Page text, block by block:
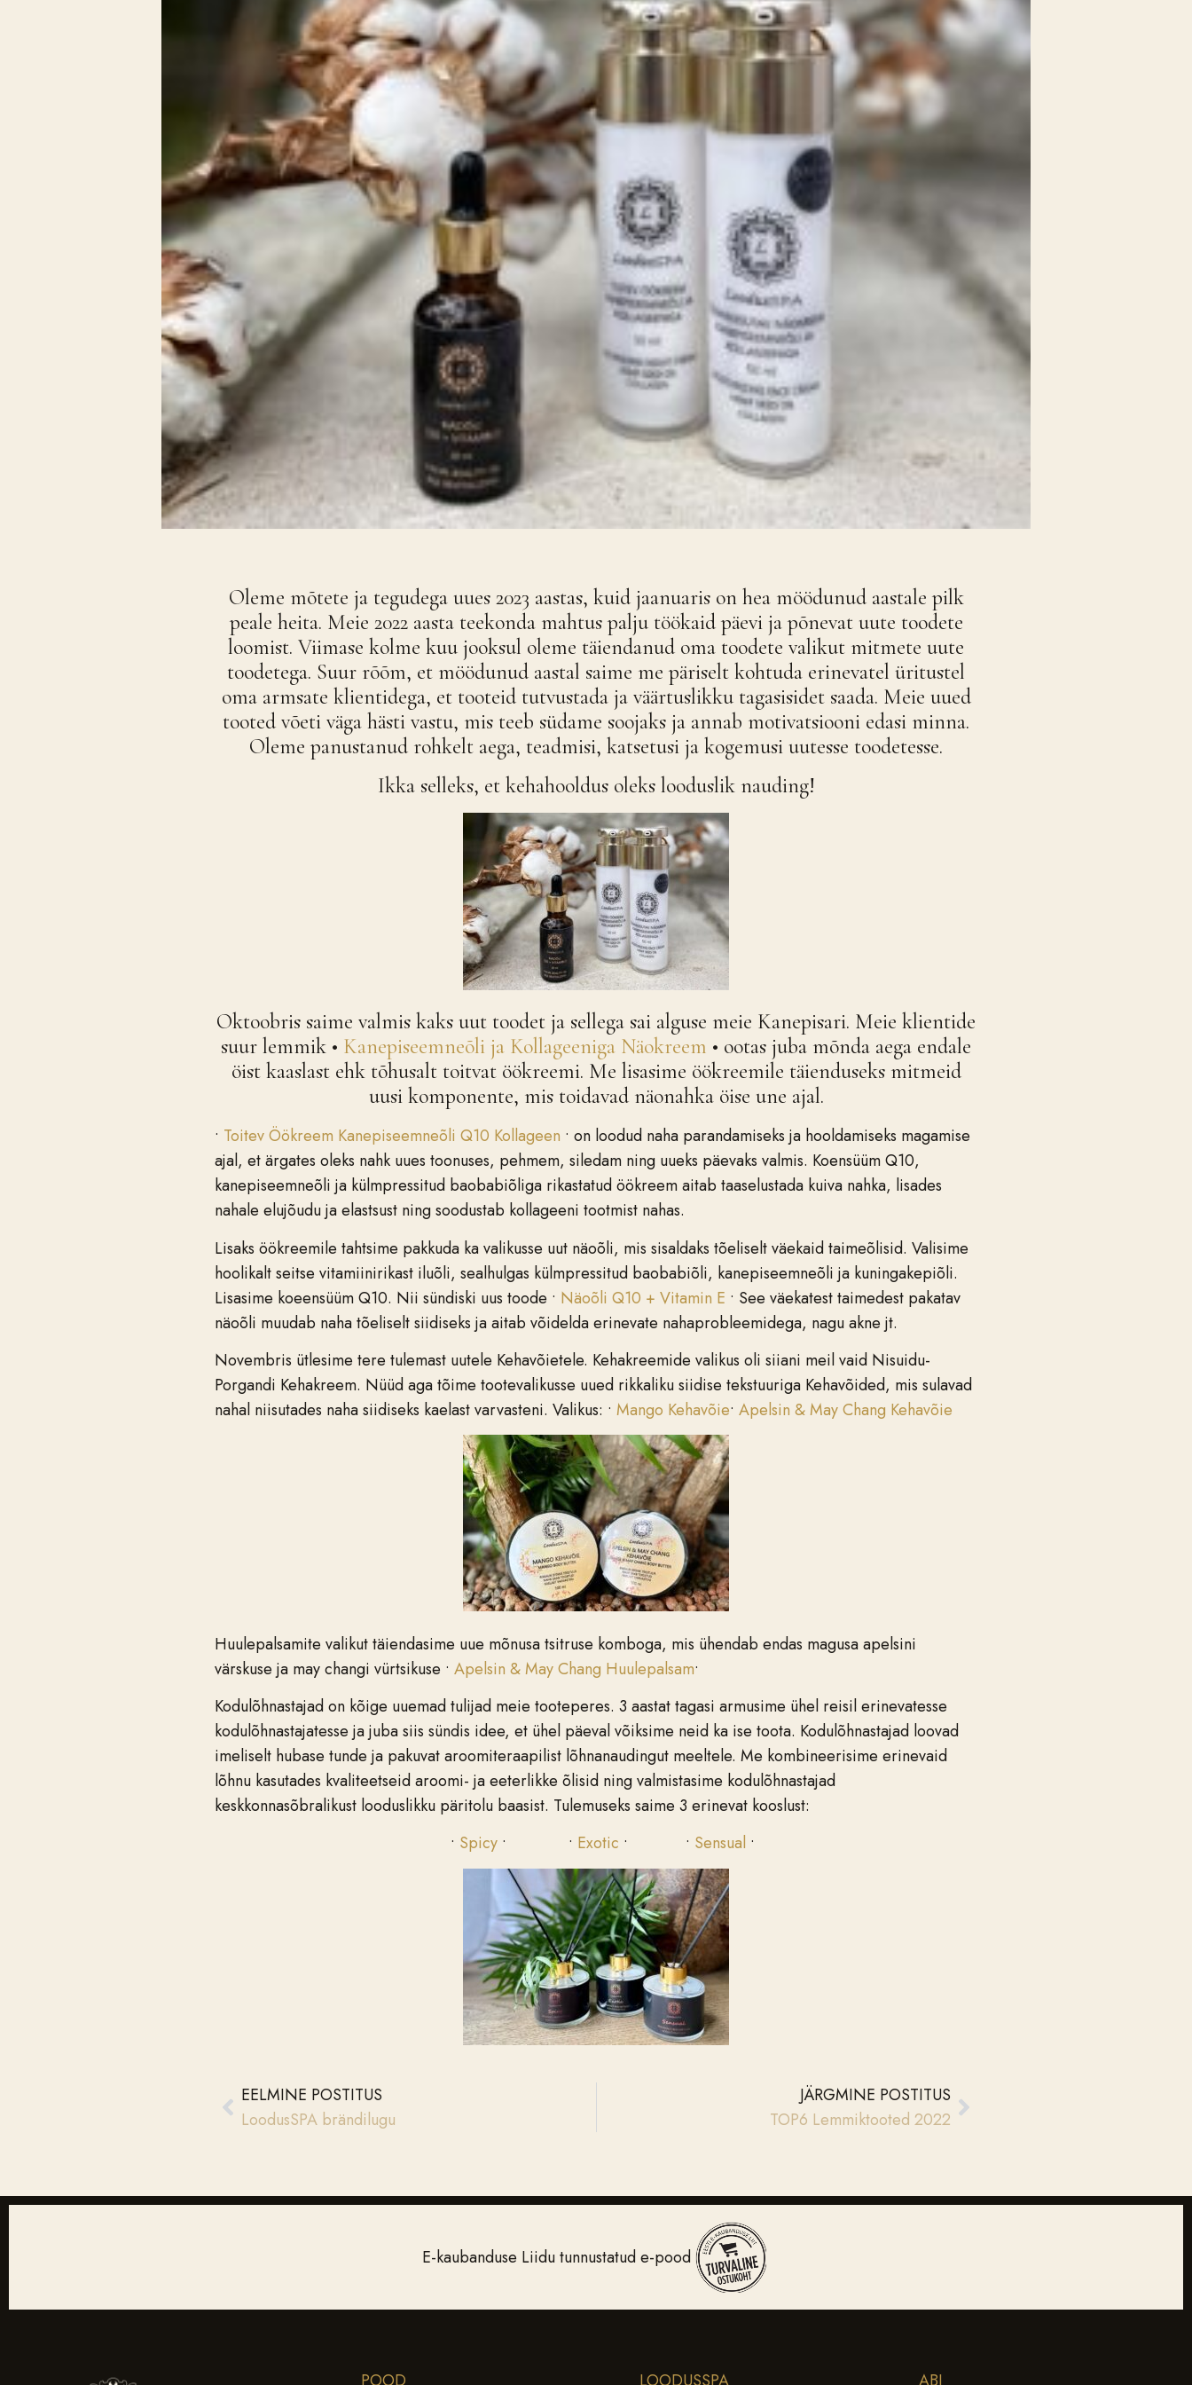
Oleme mõtete ja tegudega uues 2023 aastas, kuid jaanuaris on hea möödunud aastale pilk
peale heita. Meie 2022 aasta teekonda mahtus palju töökaid päevi ja põnevat uute toodete
loomist. Viimase kolme kuu jooksul oleme täiendanud oma toodete valikut mitmete uute
toodetega. Suur rõõm, et möödunud aastal saime me päriselt kohtuda erinevatel üritustel
oma armsate klientidega, et tooteid tutvustada ja väärtuslikku tagasisidet saada. Meie uued
tooted võeti väga hästi vastu, mis teeb südame soojaks ja annab motivatsiooni edasi minna.
Oleme panustanud rohkelt aega, teadmisi, katsetusi ja kogemusi uutesse toodetesse.
Ikka selleks, et kehahooldus oleks looduslik nauding!
Oktoobris saime valmis kaks uut toodet ja sellega sai alguse meie Kanepisari. Meie klientide
suur lemmik • Kanepiseemneõli ja Kollageeniga Näokreem • ootas juba mõnda aega endale
öist kaaslast ehk tõhusalt toitvat öökreemi. Me lisasime öökreemile täienduseks mitmeid
uusi komponente, mis toidavad näonahka öise une ajal.
• Toitev Öökreem Kanepiseemneõli Q10 Kollageen • on loodud naha parandamiseks ja hooldamiseks magamise
ajal, et ärgates oleks nahk uues toonuses, pehmem, siledam ning uueks päevaks valmis. Koensüüm Q10,
kanepiseemneõli ja külmpressitud baobabiõliga rikastatud öökreem aitab taaselustada kuiva nahka, lisades
nahale elujõudu ja elastsust ning soodustab kollageeni tootmist nahas.
Lisaks öökreemile tahtsime pakkuda ka valikusse uut näoõli, mis sisaldaks tõeliselt väekaid taimeõlisid. Valisime
hoolikalt seitse vitamiinirikast iluõli, sealhulgas külmpressitud baobabiõli, kanepiseemneõli ja kuningakepiõli.
Lisasime koeensüüm Q10. Nii sündiski uus toode • Näoõli Q10 + Vitamin E • See väekatest taimedest pakatav
näoõli muudab naha tõeliselt siidiseks ja aitab võidelda erinevate nahaprobleemidega, nagu akne jt.
Novembris ütlesime tere tulemast uutele Kehavõietele. Kehakreemide valikus oli siiani meil vaid Nisuidu-
Porgandi Kehakreem. Nüüd aga tõime tootevalikusse uued rikkaliku siidise tekstuuriga Kehavõided, mis sulavad
nahal niisutades naha siidiseks kaelast varvasteni. Valikus: • Mango Kehavõie• Apelsin & May Chang Kehavõie
Huulepalsamite valikut täiendasime uue mõnusa tsitruse komboga, mis ühendab endas magusa apelsini
värskuse ja may changi vürtsikuse • Apelsin & May Chang Huulepalsam•
Kodulõhnastajad on kõige uuemad tulijad meie tooteperes. 3 aastat tagasi armusime ühel reisil erinevatesse
kodulõhnastajatesse ja juba siis sündis idee, et ühel päeval võiksime neid ka ise toota. Kodulõhnastajad loovad
imeliselt hubase tunde ja pakuvat aroomiteraapilist lõhnanaudingut meeltele. Me kombineerisime erinevaid
lõhnu kasutades kvaliteetseid aroomi- ja eeterlikke õlisid ning valmistasime kodulõhnastajad
keskkonnasõbralikust looduslikku päritolu baasist. Tulemuseks saime 3 erinevat kooslust:
• Spicy • • Exotic • • Sensual •
EELMINE POSTITUS
LoodusSPA brändilugu
JÄRGMINE POSTITUS
TOP6 Lemmiktooted 2022
E-kaubanduse Liidu tunnustatud e-pood